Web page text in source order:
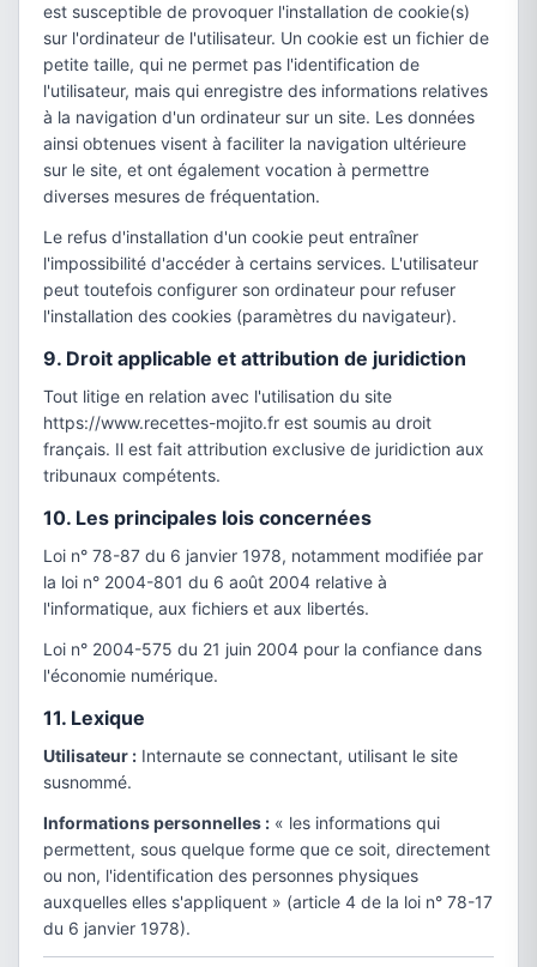
est susceptible de provoquer l'installation de cookie(s)
sur l'ordinateur de l'utilisateur. Un cookie est un fichier de
petite taille, qui ne permet pas l'identification de
l'utilisateur, mais qui enregistre des informations relatives
à la navigation d'un ordinateur sur un site. Les données
ainsi obtenues visent à faciliter la navigation ultérieure
sur le site, et ont également vocation à permettre
diverses mesures de fréquentation.
Le refus d'installation d'un cookie peut entraîner
l'impossibilité d'accéder à certains services. L'utilisateur
peut toutefois configurer son ordinateur pour refuser
l'installation des cookies (paramètres du navigateur).
9. Droit applicable et attribution de juridiction
Tout litige en relation avec l'utilisation du site
https://www.recettes-mojito.fr est soumis au droit
français. Il est fait attribution exclusive de juridiction aux
tribunaux compétents.
10. Les principales lois concernées
Loi n° 78-87 du 6 janvier 1978, notamment modifiée par
la loi n° 2004-801 du 6 août 2004 relative à
l'informatique, aux fichiers et aux libertés.
Loi n° 2004-575 du 21 juin 2004 pour la confiance dans
l'économie numérique.
11. Lexique
Utilisateur : Internaute se connectant, utilisant le site
susnommé.
Informations personnelles : « les informations qui
permettent, sous quelque forme que ce soit, directement
ou non, l'identification des personnes physiques
auxquelles elles s'appliquent » (article 4 de la loi n° 78-17
du 6 janvier 1978).